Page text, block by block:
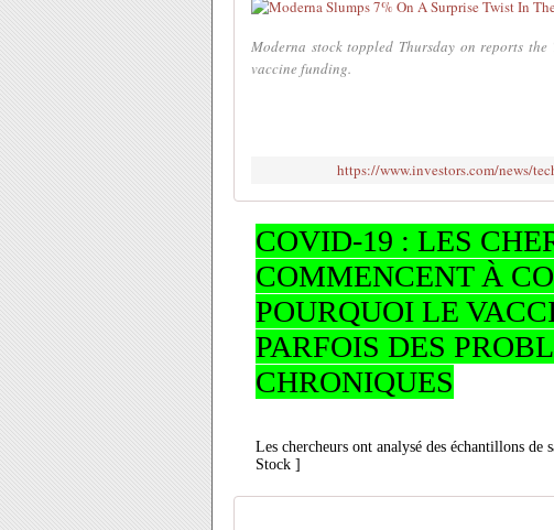
Moderna stock toppled Thursday on reports
vaccine funding.
https://www.investors.com/news/
COVID-19 : LES
COMMENCENT À
POURQUOI LE
PARFOIS DES
CHRONIQUES
Les chercheurs ont analysé des échantillons
Stock ]